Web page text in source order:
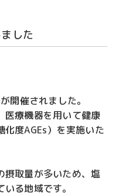
した
開催されました。
医療機器を用いて健康
度AGEs）を実施いた
摂取量が多いため、塩
る地域です。